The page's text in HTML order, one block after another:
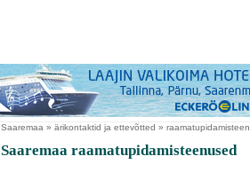
Saaremaa » ärikontaktid ja ettevõtted »
Saaremaa raamatupidamisteenused